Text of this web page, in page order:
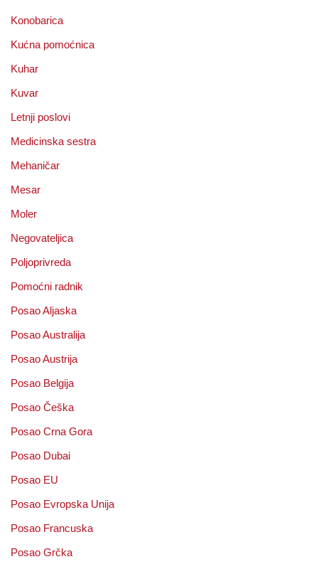
Konobarica
Kućna pomoćnica
Kuhar
Kuvar
Letnji poslovi
Medicinska sestra
Mehaničar
Mesar
Moler
Negovateljica
Poljoprivreda
Pomoćni radnik
Posao Aljaska
Posao Australija
Posao Austrija
Posao Belgija
Posao Češka
Posao Crna Gora
Posao Dubai
Posao EU
Posao Evropska Unija
Posao Francuska
Posao Grčka